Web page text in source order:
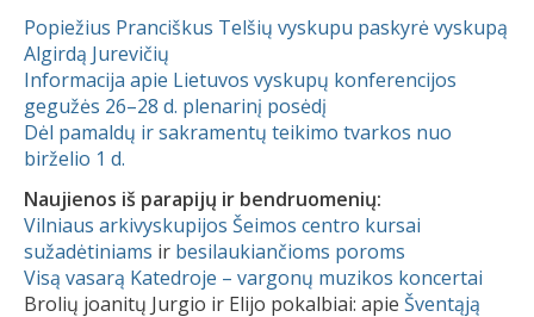
Popiežius Pranciškus Telšių vyskupu paskyrė vyskupą
Algirdą Jurevičių
Informacija apie Lietuvos vyskupų konferencijos
gegužės 26–28 d. plenarinį posėdį
Dėl pamaldų ir sakramentų teikimo tvarkos nuo
birželio 1 d.
Naujienos iš parapijų ir bendruomenių:
Vilniaus arkivyskupijos Šeimos centro kursai
sužadėtiniams ir besilaukiančioms poroms
Visą vasarą Katedroje – vargonų muzikos koncertai
Brolių joanitų Jurgio ir Elijo pokalbiai: apie Šventąją